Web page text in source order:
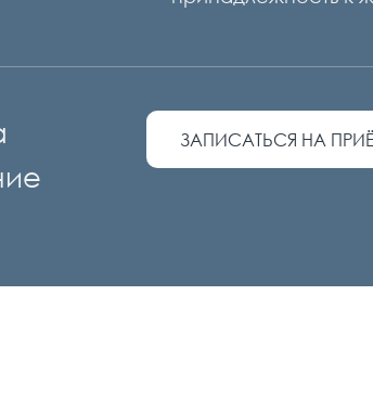
ЗАПИСАТЬСЯ НА